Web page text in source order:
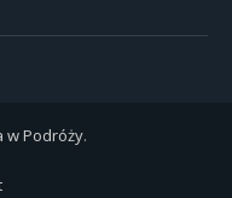
w Podróży.